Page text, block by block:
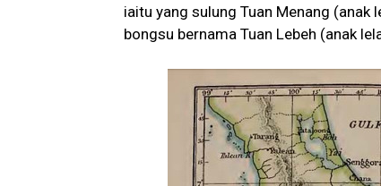
iaitu yang sulung Tuan Menang (anak
bongsu bernama Tuan Lebeh (anak